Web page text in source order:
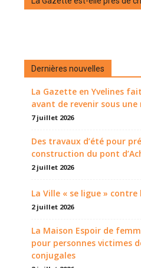
Dernières nouvelles
La Gazette en Yvelines
avant de revenir sous
7 juillet 2026
Des travaux d’été pour
construction du pont
2 juillet 2026
La Ville « se ligue » contre
2 juillet 2026
La Maison Espoir de
pour personnes victimes
conjugales